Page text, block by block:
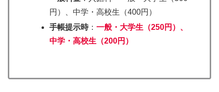
円）、中学・高校生（400円）
手帳提示時：一般・大学生（250円）、
中学・高校生（200円）